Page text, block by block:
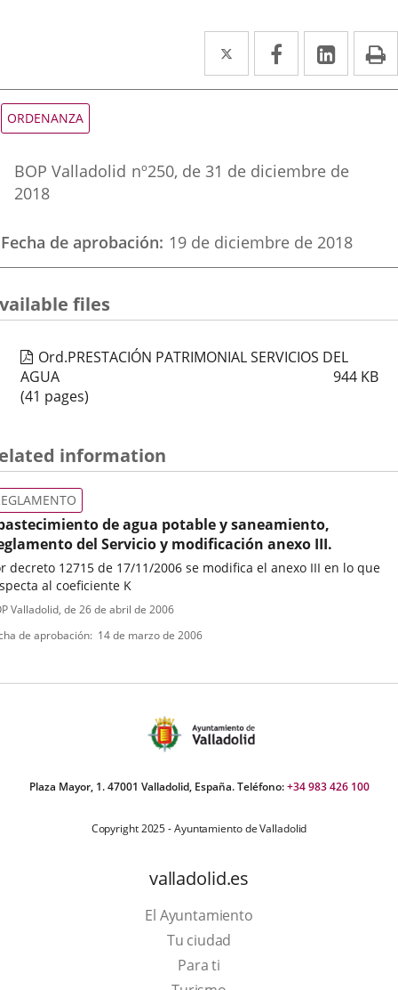
Twitter
Enlace
a
externa.
Facebook
Enlace
a
externa.
Enlace
a
Tipo
de
ORDENANZA
boletin
BOP Valladolid nº250, de 31 de diciembre de
2018
Fecha de aprobación 19 de diciembre de 2018
files
Ord.PRESTACIÓN PATRIMONIAL SERVICIOS DEL
AGUA
944 KB
(41 pages)
information
de agua potable y saneamiento,
del Servicio y modificación anexo III.
decreto 12715 de 17/11/2006 se modifica el anexo III en lo que
al coeficiente K
Valladolid, de 26 de abril de 2006
de aprobación 14 de marzo de 2006
Plaza Mayor, 1. 47001 Valladolid, España. Teléfono:+34 983 426 100
Copyright 2025 - Ayuntamiento de Valladolid
valladolid.es
El Ayuntamiento
Tu ciudad
Para ti